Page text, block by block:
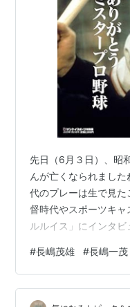
先日（6月３日）、昭
んが亡くなられまし
代のプレーは生で見
督時代やスポーツキ
ルルイス」にインタ
ト時代までテレビで拝
しては、初め「お馬
イメージしか持って
#長嶋茂雄 #長嶋一茂